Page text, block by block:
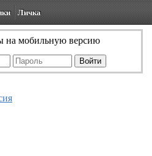
Личка
на мобильную версию